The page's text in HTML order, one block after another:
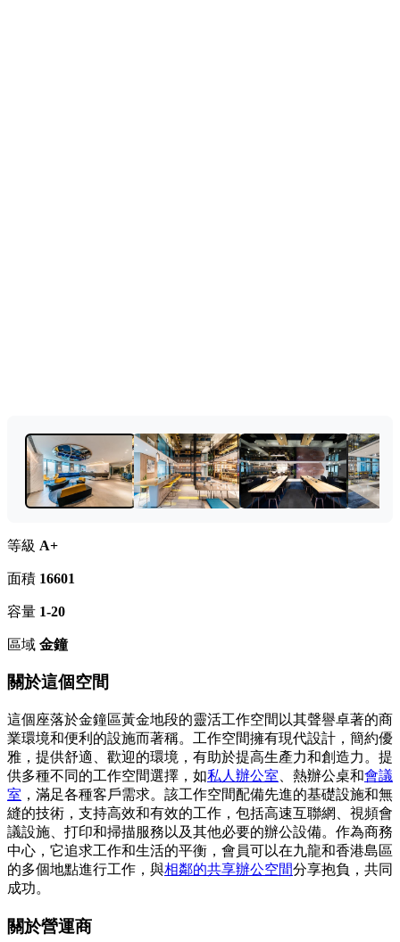
等級 A+
面積 16601
容量 1-20
區域 金鐘
關於這個空間
這個座落於金鐘區黃金地段的靈活工作空間以其聲譽卓著的商
業環境和便利的設施而著稱。工作空間擁有現代設計，簡約優
雅，提供舒適、歡迎的環境，有助於提高生產力和創造力。提
供多種不同的工作空間選擇，如私人辦公室 、熱辦公桌和會議
室 ，滿足各種客戶需求。該工作空間配備先進的基礎設施和無
縫的技術，支持高效和有效的工作，包括高速互聯網、視頻會
議設施、打印和掃描服務以及其他必要的辦公設備。作為商務
中心，它追求工作和生活的平衡，會員可以在九龍和香港島區
的多個地點進行工作，與相鄰的共享辦公空間分享抱負，共同
成功。
關於營運商